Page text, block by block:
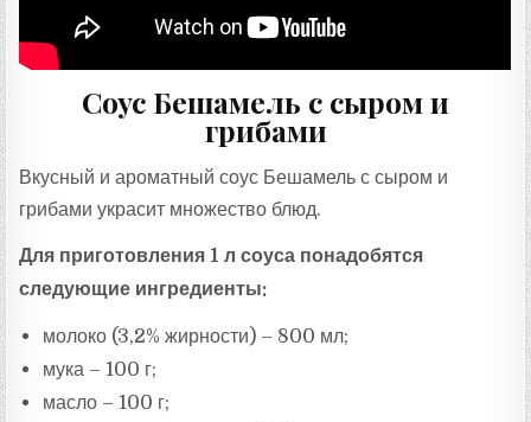
Соус Бешамель с сыром и
грибами
Вкусный и ароматный соус Бешамель с сыром и
грибами украсит множество блюд.
Для приготовления 1 л соуса понадобятся
следующие ингредиенты:
молоко (3,2% жирности) – 800 мл;
мука – 100 г;
масло – 100 г;